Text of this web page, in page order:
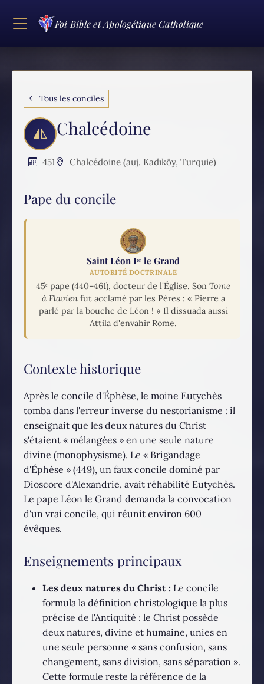
Foi Bible et Apologétique Catholique
Tous les conciles
Chalcédoine
451 Chalcédoine (auj. Kadıköy, Turquie)
Pape du concile
Saint Léon Iᵉʳ le Grand
AUTORITÉ DOCTRINALE
45ᵉ pape (440–461), docteur de l'Église. Son Tome
à Flavienfut acclamé par les Pères : « Pierre a
parlé par la bouche de Léon ! » Il dissuada aussi
Attila d'envahir Rome.
Contexte historique
Après le concile d'Éphèse, le moine Eutychès
tomba dans l'erreur inverse du nestorianisme : il
enseignait que les deux natures du Christ
s'étaient « mélangées » en une seule nature
divine (monophysisme). Le « Brigandage
d'Éphèse » (449), un faux concile dominé par
Dioscore d'Alexandrie, avait réhabilité Eutychès.
Le pape Léon le Grand demanda la convocation
d'un vrai concile, qui réunit environ 600
évêques.
Enseignements principaux
Les deux natures du Christ : Le concile
formula la définition christologique la plus
précise de l'Antiquité : le Christ possède
deux natures, divine et humaine, unies en
une seule personne « sans confusion, sans
changement, sans division, sans séparation ».
Cette formule reste la référence de la